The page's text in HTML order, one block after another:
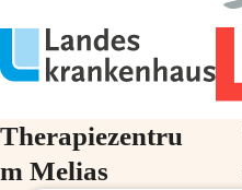
Therapiezentru
m Melias